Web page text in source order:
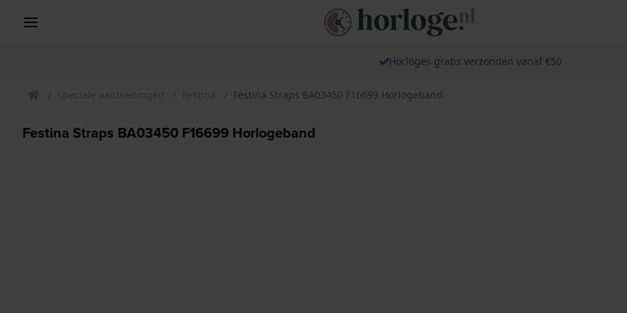
Horloges gratis verzonden vanaf €50
Speciale aanbiedingen Festina Festina Straps BA03450 F16699 Horlogeband
Festina Straps BA03450 F16699 Horlogeband